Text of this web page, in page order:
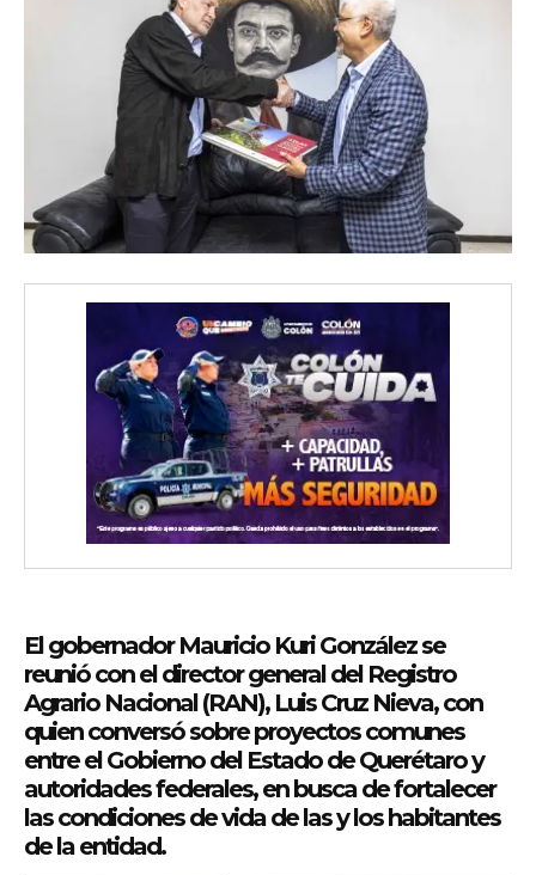
El gobernador Mauricio Kuri González se
reunió con el director general del Registro
Agrario Nacional (RAN), Luis Cruz Nieva, con
quien conversó sobre proyectos comunes
entre el Gobierno del Estado de Querétaro y
autoridades federales, en busca de fortalecer
las condiciones de vida de las y los habitantes
de la entidad.